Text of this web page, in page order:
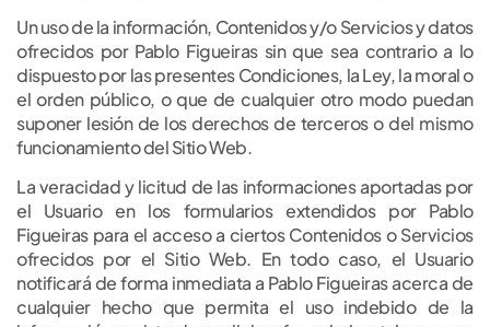
Un uso de la información, Contenidos y/o Servicios y datos
ofrecidos por Pablo Figueiras sin que sea contrario a lo
dispuesto por las presentes Condiciones, la Ley, la moral o
el orden público, o que de cualquier otro modo puedan
suponer lesión de los derechos de terceros o del mismo
funcionamiento del Sitio Web.
La veracidad y licitud de las informaciones aportadas por
el Usuario en los formularios extendidos por Pablo
Figueiras para el acceso a ciertos Contenidos o Servicios
ofrecidos por el Sitio Web. En todo caso, el Usuario
notificará de forma inmediata a Pablo Figueiras acerca de
cualquier hecho que permita el uso indebido de la